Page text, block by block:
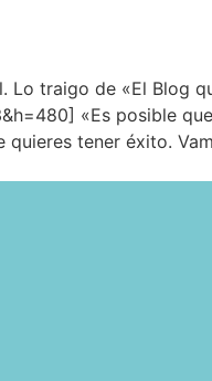
Lo traigo de «El Blog
«Es posible
quieres tener éxito.